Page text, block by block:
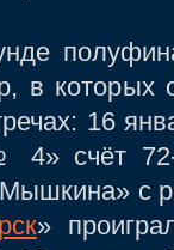
в
16
счёт 72-
с
»